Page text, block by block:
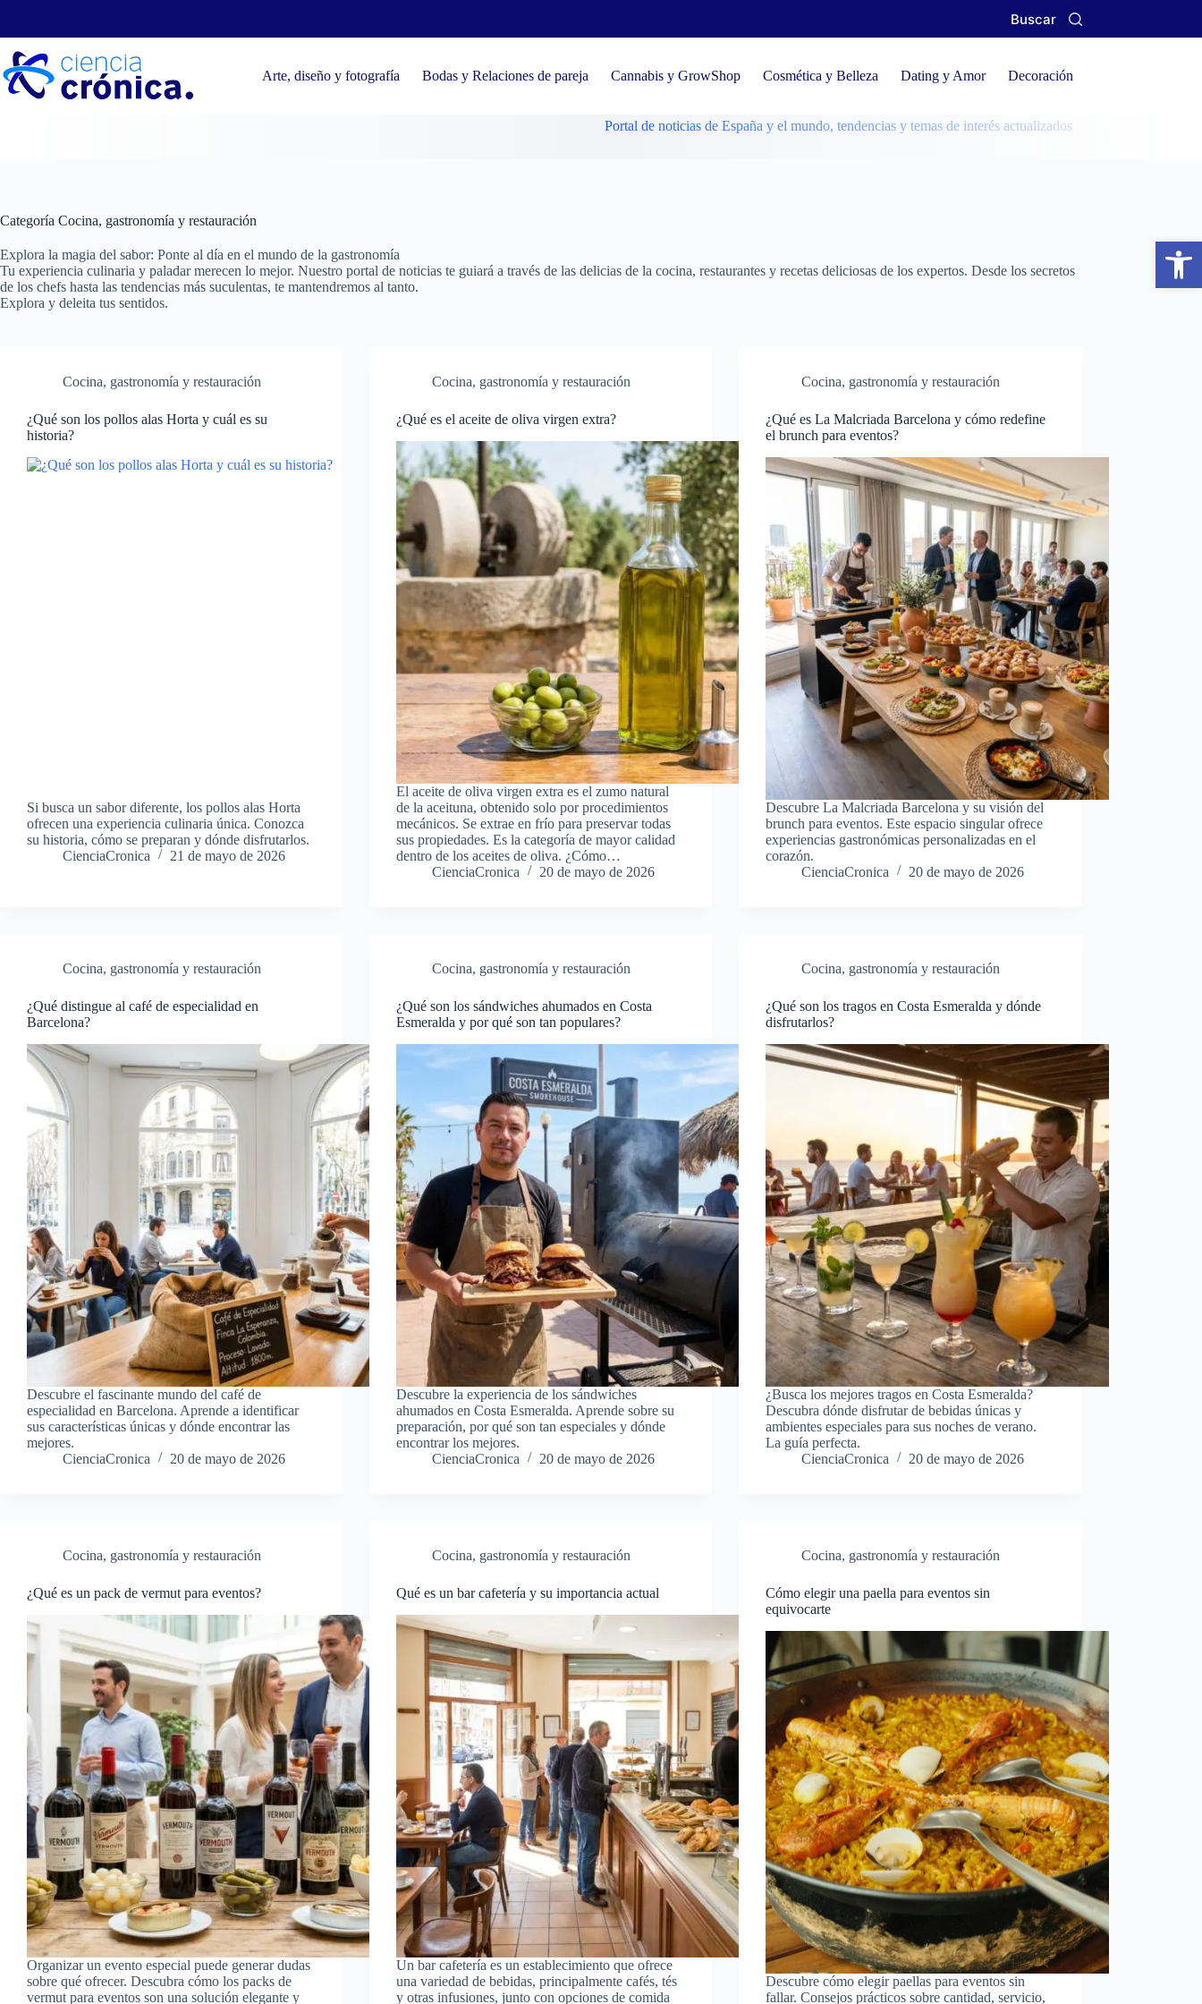
Abrir barra de herramientas
contenido
Buscar
Arte, diseño y fotografía Bodas y Relaciones de pareja Cannabis y GrowShop Cosmética y Belleza Dating y Amor Decoración e interiorismo
Portal de noticias de España y el mundo, tendencias y temas de interés actualizados
Categoría Cocina, gastronomía y restauración
Explora la magia del sabor: Ponte al día en el mundo de la gastronomía
Tu experiencia culinaria y paladar merecen lo mejor. Nuestro portal de noticias te guiará a través de las delicias de la cocina, restaurantes y recetas deliciosas de los expertos. Desde los secretos
de los chefs hasta las tendencias más suculentas, te mantendremos al tanto.
Explora y deleita tus sentidos.
Cocina, gastronomía y restauración
¿Qué son los pollos alas Horta y cuál es su
historia?
Si busca un sabor diferente, los pollos alas Horta
ofrecen una experiencia culinaria única. Conozca
su historia, cómo se preparan y dónde disfrutarlos.
CienciaCronica
21 de mayo de 2026
Cocina, gastronomía y restauración
¿Qué es el aceite de oliva virgen extra?
El aceite de oliva virgen extra es el zumo natural
de la aceituna, obtenido solo por procedimientos
mecánicos. Se extrae en frío para preservar todas
sus propiedades. Es la categoría de mayor calidad
dentro de los aceites de oliva. ¿Cómo…
CienciaCronica
20 de mayo de 2026
Cocina, gastronomía y restauración
¿Qué es La Malcriada Barcelona y cómo redefine
el brunch para eventos?
Descubre La Malcriada Barcelona y su visión del
brunch para eventos. Este espacio singular ofrece
experiencias gastronómicas personalizadas en el
corazón.
CienciaCronica
20 de mayo de 2026
Cocina, gastronomía y restauración
¿Qué distingue al café de especialidad en
Barcelona?
Descubre el fascinante mundo del café de
especialidad en Barcelona. Aprende a identificar
sus características únicas y dónde encontrar las
mejores.
CienciaCronica
20 de mayo de 2026
Cocina, gastronomía y restauración
¿Qué son los sándwiches ahumados en Costa
Esmeralda y por qué son tan populares?
Descubre la experiencia de los sándwiches
ahumados en Costa Esmeralda. Aprende sobre su
preparación, por qué son tan especiales y dónde
encontrar los mejores.
CienciaCronica
20 de mayo de 2026
Cocina, gastronomía y restauración
¿Qué son los tragos en Costa Esmeralda y dónde
disfrutarlos?
¿Busca los mejores tragos en Costa Esmeralda?
Descubra dónde disfrutar de bebidas únicas y
ambientes especiales para sus noches de verano.
La guía perfecta.
CienciaCronica
20 de mayo de 2026
Cocina, gastronomía y restauración
¿Qué es un pack de vermut para eventos?
Organizar un evento especial puede generar dudas
sobre qué ofrecer. Descubra cómo los packs de
vermut para eventos son una solución elegante y
Cocina, gastronomía y restauración
Qué es un bar cafetería y su importancia actual
Un bar cafetería es un establecimiento que ofrece
una variedad de bebidas, principalmente cafés, tés
y otras infusiones, junto con opciones de comida
Cocina, gastronomía y restauración
Cómo elegir una paella para eventos sin
equivocarte
Descubre cómo elegir paellas para eventos sin
fallar. Consejos prácticos sobre cantidad, servicio,